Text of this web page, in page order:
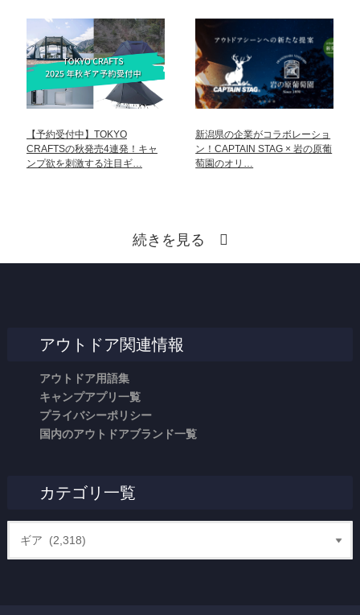
【予約受付中】TOKYO
CRAFTSの秋発売4連発！キャ
ンプ欲を刺激する注目ギ…
新潟県の企業がコラボレーショ
ン！CAPTAIN STAG × 岩の原葡
萄園のオリ…
続きを見る
アウトドア関連情報
アウトドア用語集
キャンプアプリ一覧
プライバシーポリシー
国内のアウトドアブランド一覧
カテゴリ一覧